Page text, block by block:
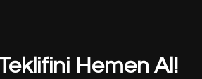
Hemen Al!